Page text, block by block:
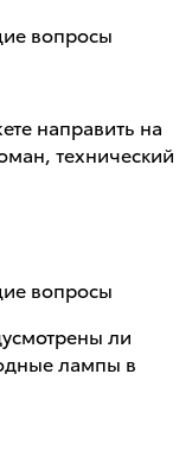
вопросы
направить на
технический
вопросы
ли
лампы в